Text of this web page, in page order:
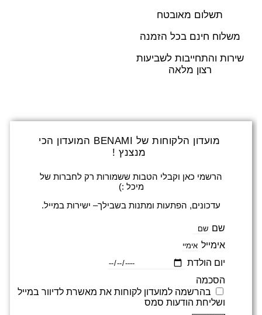
תשלום מאובטח
משלוח חינם בכל הזמנה
שירות והתחייבות לשביעות
רצון מלאה
מועדון הלקוחות של BENAMI המועדון הכי
מנצנץ !
הרשמי כאן וקבלי הטבות ששמורות רק לחברות של
מיכל :)
עדכונים, הפתעות ומתנות בשבילך– ישירות במייל.
שם
אימייל
יום הולדת
הסכמה
בהרשמה למועדון לקוחות את מאשרת לדיוור במייל
ושליחת הודעות סמס